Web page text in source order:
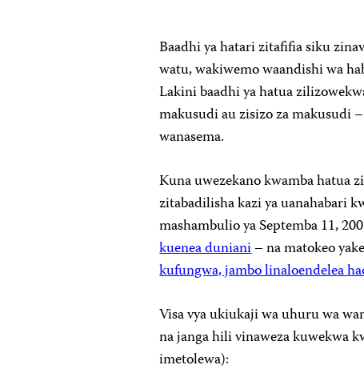
Baadhi ya hatari zitafifia siku
watu, wakiwemo waandishi wa
Lakini baadhi ya hatua
makusudi au zisizo za makusudi
wanasema.
Kuna uwezekano kwamba hatua
zitabadilisha kazi ya uanahabari
mashambulio ya Septemba 11,
kuenea duniani– na matokeo
kufungwa, jambo linaloendelea
Visa vya ukiukaji wa uhuru wa
na janga hili vinaweza kuwekwa
imetolewa):